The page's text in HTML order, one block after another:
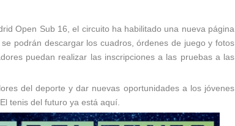
Open Sub 16, el circuito ha habilitado una nueva página
podrán descargar los cuadros, órdenes de juego y fotos
puedan realizar las inscripciones a las pruebas a las
del deporte y dar nuevas oportunidades a los jóvenes
tenis del futuro ya está aquí.